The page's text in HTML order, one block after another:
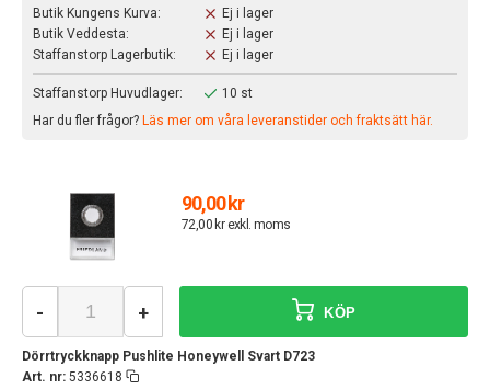
Butik Kungens Kurva:
Ej i lager
Butik Veddesta:
Ej i lager
Staffanstorp Lagerbutik:
Ej i lager
Staffanstorp Huvudlager:
10 st
Har du fler frågor? Läs mer om våra leveranstider och fraktsätt här.
90,00 kr
72,00 kr exkl. moms
Dörrtryckknapp Pushlite Honeywell Svart D723
Art. nr: 5336618
- + KÖP